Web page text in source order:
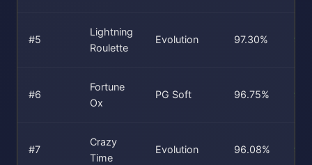
#5
Lightning
Roulette
Evolution 97.30%
#6
Fortune
Ox
PG Soft 96.75%
#7
Crazy
Time
Evolution 96.08%